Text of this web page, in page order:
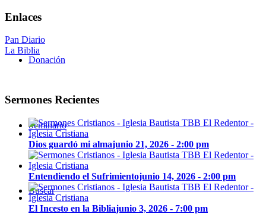
Donación
Seminario
Buscar
Enlaces
Pan Diario
La Biblia
Sermones Recientes
Dios guardó mi almajunio 21, 2026 - 2:00 pm
Entendiendo el Sufrimientojunio 14, 2026 - 2:00 pm
El Incesto en la Bibliajunio 3, 2026 - 7:00 pm